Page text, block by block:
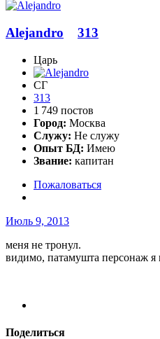
Alejandro 313
Царь
СГ
313
1 749 постов
Город: Москва
Служу: Не служу
Опыт БД: Имею
Звание: капитан
Пожаловаться
Июль 9, 2013
меня не тронул.
видимо, патамушта персонаж
Поделиться